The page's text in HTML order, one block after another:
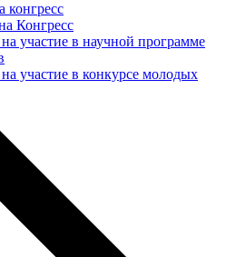
конгресс
Конгресс
участие в научной программе
участие в конкурсе молодых